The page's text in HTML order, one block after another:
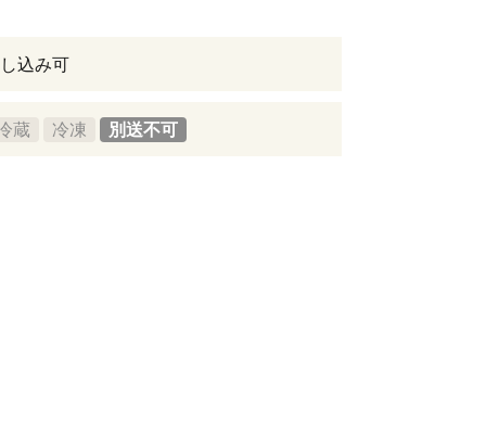
込み可
蔵 冷凍 別送不可